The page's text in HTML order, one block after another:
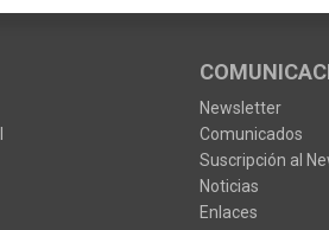
Newsletter
Comunicados
Suscripción al
Noticias
Enlaces